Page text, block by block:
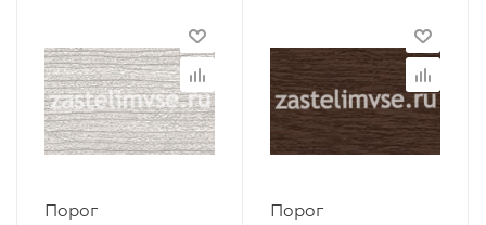
Порог
Порог